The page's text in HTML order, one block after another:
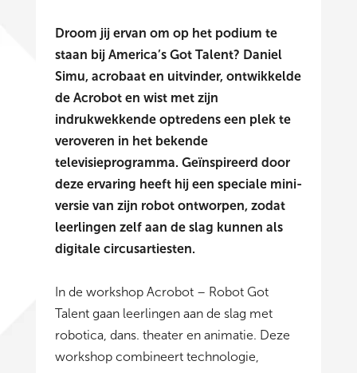
Droom jij ervan om op het podium te
staan bij America’s Got Talent? Daniel
Simu, acrobaat en uitvinder, ontwikkelde
de Acrobot en wist met zijn
indrukwekkende optredens een plek te
veroveren in het bekende
televisieprogramma. Geïnspireerd door
deze ervaring heeft hij een speciale mini-
versie van zijn robot ontworpen, zodat
leerlingen zelf aan de slag kunnen als
digitale circusartiesten.
In de workshop Acrobot – Robot Got
Talent gaan leerlingen aan de slag met
robotica, dans. theater en animatie. Deze
workshop combineert technologie,